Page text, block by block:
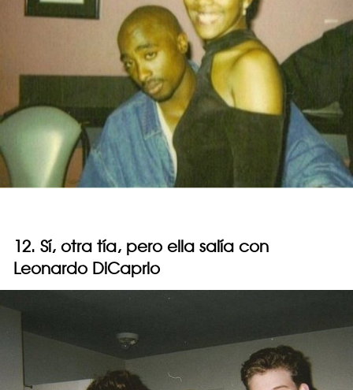
12. Sí, otra tía, pero ella salía con
Leonardo DiCaprio